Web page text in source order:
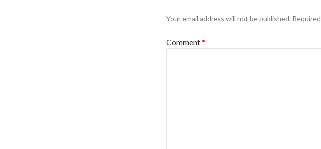
Your email address will not be published.
Comment*